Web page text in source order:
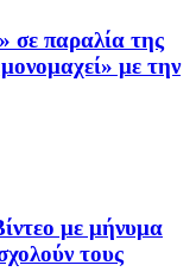
παραλία της
με την
με μήνυμα
τους